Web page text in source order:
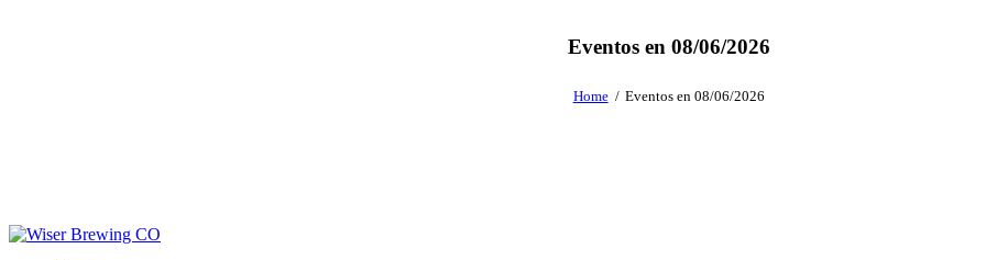
Eventos en 08/06/2026
Home Eventos en 08/06/2026